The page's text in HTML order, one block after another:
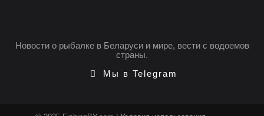
Новости о рыбалке в Беларуси и мире, вести с водоемов
страны.
Мы в Telegram